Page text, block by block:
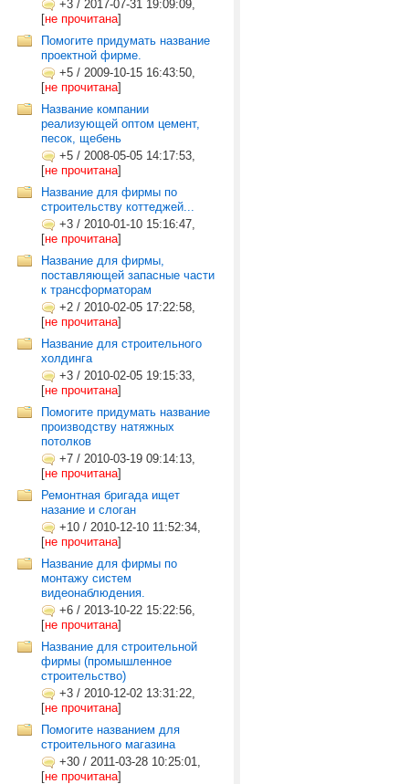
+3 / 2017-07-31 19:09:09,
[не прочитана]
Помогите придумать название
проектной фирме.
+5 / 2009-10-15 16:43:50,
[не прочитана]
Название компании
реализующей оптом цемент,
песок, щебень
+5 / 2008-05-05 14:17:53,
[не прочитана]
Название для фирмы по
строительству коттеджей...
+3 / 2010-01-10 15:16:47,
[не прочитана]
Название для фирмы,
поставляющей запасные части
к трансформаторам
+2 / 2010-02-05 17:22:58,
[не прочитана]
Название для строительного
холдинга
+3 / 2010-02-05 19:15:33,
[не прочитана]
Помогите придумать название
производству натяжных
потолков
+7 / 2010-03-19 09:14:13,
[не прочитана]
Ремонтная бригада ищет
назание и слоган
+10 / 2010-12-10 11:52:34,
[не прочитана]
Название для фирмы по
монтажу систем
видеонаблюдения.
+6 / 2013-10-22 15:22:56,
[не прочитана]
Название для строительной
фирмы (промышленное
строительство)
+3 / 2010-12-02 13:31:22,
[не прочитана]
Помогите названием для
строительного магазина
+30 / 2011-03-28 10:25:01,
[не прочитана]